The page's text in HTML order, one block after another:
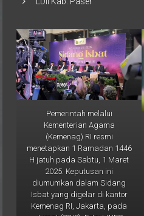
Pemerintah melalui
Kementerian Agama
(Kemenag) RI resmi
menetapkan 1 Ramadan 1446
H jatuh pada Sabtu, 1 Maret
2025. Keputusan ini
diumumkan dalam Sidang
Isbat yang digelar di kantor
Kemenag RI, Jakarta, pada
Jumat (28/2). Foto: LINES